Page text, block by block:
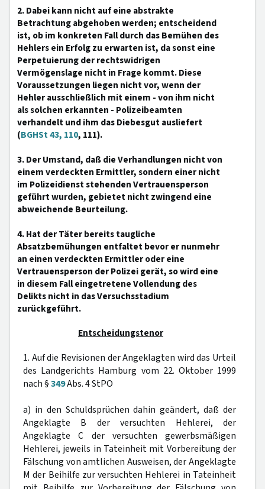
2. Dabei kann nicht auf eine abstrakte
Betrachtung abgehoben werden; entscheidend
ist, ob im konkreten Fall durch das Bemühen des
Hehlers ein Erfolg zu erwarten ist, da sonst eine
Perpetuierung der rechtswidrigen
Vermögenslage nicht in Frage kommt. Diese
Voraussetzungen liegen nicht vor, wenn der
Hehler ausschließlich mit einem - von ihm nicht
als solchen erkannten - Polizeibeamten
verhandelt und ihm das Diebesgut ausliefert
(BGHSt 43, 110, 111).
3. Der Umstand, daß die Verhandlungen nicht von
einem verdeckten Ermittler, sondern einer nicht
im Polizeidienst stehenden Vertrauensperson
geführt wurden, gebietet nicht zwingend eine
abweichende Beurteilung.
4. Hat der Täter bereits taugliche
Absatzbemühungen entfaltet bevor er nunmehr
an einen verdeckten Ermittler oder eine
Vertrauensperson der Polizei gerät, so wird eine
in diesem Fall eingetretene Vollendung des
Delikts nicht in das Versuchsstadium
zurückgeführt.
Entscheidungstenor
1. Auf die Revisionen der Angeklagten wird das Urteil
des Landgerichts Hamburg vom 22. Oktober 1999
nach §349Abs. 4 StPO
a) in den Schuldsprüchen dahin geändert, daß der
Angeklagte B der versuchten Hehlerei, der
Angeklagte C der versuchten gewerbsmäßigen
Hehlerei, jeweils in Tateinheit mit Vorbereitung der
Fälschung von amtlichen Ausweisen, der Angeklagte
M der Beihilfe zur versuchten Hehlerei in Tateinheit